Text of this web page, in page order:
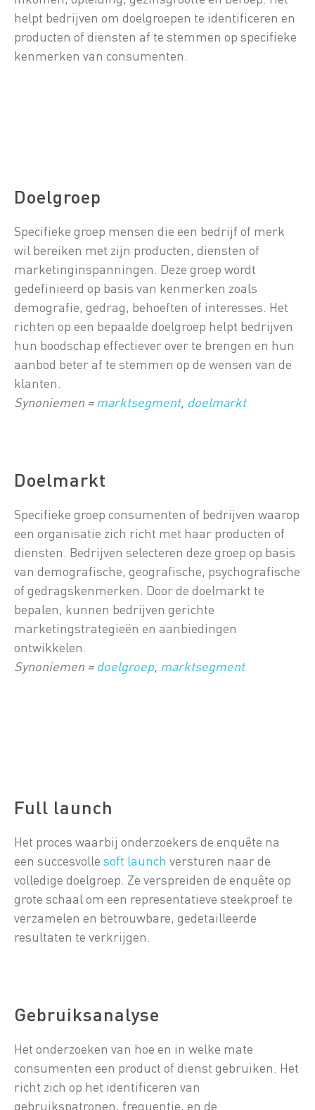
helpt bedrijven om doelgroepen te identificeren en
producten of diensten af te stemmen op specifieke
kenmerken van consumenten.
Doelgroep
Specifieke groep mensen die een bedrijf of merk
wil bereiken met zijn producten, diensten of
marketinginspanningen. Deze groep wordt
gedefinieerd op basis van kenmerken zoals
demografie, gedrag, behoeften of interesses. Het
richten op een bepaalde doelgroep helpt bedrijven
hun boodschap effectiever over te brengen en hun
aanbod beter af te stemmen op de wensen van de
klanten.
Synoniemen = marktsegment, doelmarkt
Doelmarkt
Specifieke groep consumenten of bedrijven waarop
een organisatie zich richt met haar producten of
diensten. Bedrijven selecteren deze groep op basis
van demografische, geografische, psychografische
of gedragskenmerken. Door de doelmarkt te
bepalen, kunnen bedrijven gerichte
marketingstrategieën en aanbiedingen
ontwikkelen.
Synoniemen = doelgroep, marktsegment
Full launch
Het proces waarbij onderzoekers de enquête na
een succesvolle soft launch versturen naar de
volledige doelgroep. Ze verspreiden de enquête op
grote schaal om een representatieve steekproef te
verzamelen en betrouwbare, gedetailleerde
resultaten te verkrijgen.
Gebruiksanalyse
Het onderzoeken van hoe en in welke mate
consumenten een product of dienst gebruiken. Het
richt zich op het identificeren van
gebruikspatronen, frequentie, en de